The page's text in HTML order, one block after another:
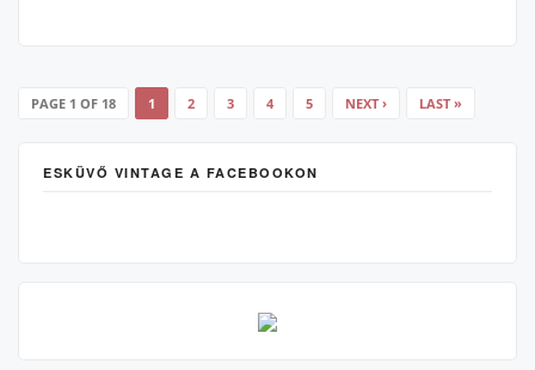
PAGE 1 OF 18 1 2 3 4 5 NEXT › LAST »
ESKÜVŐ VINTAGE A FACEBOOKON